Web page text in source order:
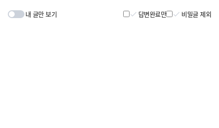
내 글만 보기 답변완료만 비밀글 제외